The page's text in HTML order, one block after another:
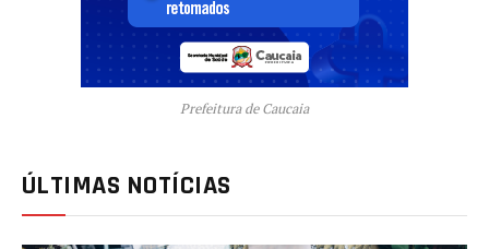
Prefeitura de Caucaia
ÚLTIMAS NOTÍCIAS